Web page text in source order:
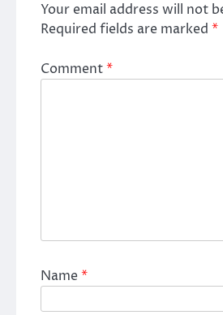
Your email address will not
Required fields are marked *
Comment*
Name*